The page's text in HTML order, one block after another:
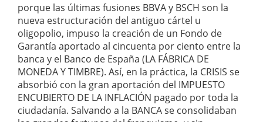
porque las últimas fusiones BBVA y BSCH son la
nueva estructuración del antiguo cártel u
oligopolio, impuso la creación de un Fondo de
Garantía aportado al cincuenta por ciento entre la
banca y el Banco de España (LA FÁBRICA DE
MONEDA Y TIMBRE). Así, en la práctica, la CRISIS se
absorbió con la gran aportación del IMPUESTO
ENCUBIERTO DE LA INFLACIÓN pagado por toda la
ciudadanía. Salvando a la BANCA se consolidaban